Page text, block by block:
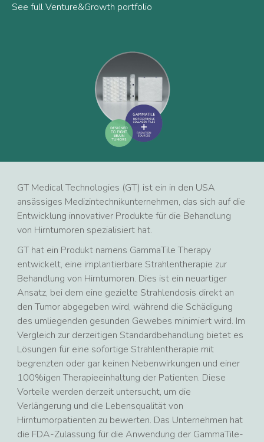
See full Venture&Growth portfolio
GT Medical Technologies (GT) ist ein in den USA
ansässiges Medizintechnikunternehmen, das sich auf die
Entwicklung innovativer Produkte für die Behandlung
von Hirntumoren spezialisiert hat.
GT hat ein Produkt namens GammaTile Therapy
entwickelt, eine implantierbare Strahlentherapie zur
Behandlung von Hirntumoren. Dies ist ein neuartiger
Ansatz, bei dem eine gezielte Strahlendosis direkt an
den Tumor abgegeben wird, während die Schädigung
des umliegenden gesunden Gewebes minimiert wird. Im
Vergleich zur derzeitigen Standardbehandlung bietet es
Lösungen für eine sofortige Strahlentherapie mit
begrenzten oder gar keinen Nebenwirkungen und einer
100%igen Therapieeinhaltung der Patienten. Diese
Vorteile werden derzeit untersucht, um die
Verlängerung und die Lebensqualität von
Hirntumorpatienten zu bewerten. Das Unternehmen hat
die FDA-Zulassung für die Anwendung der GammaTile-